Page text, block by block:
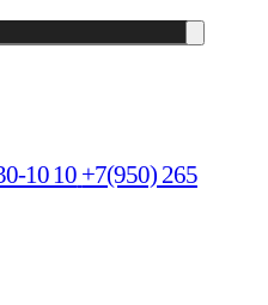
10 10 +7(950) 265